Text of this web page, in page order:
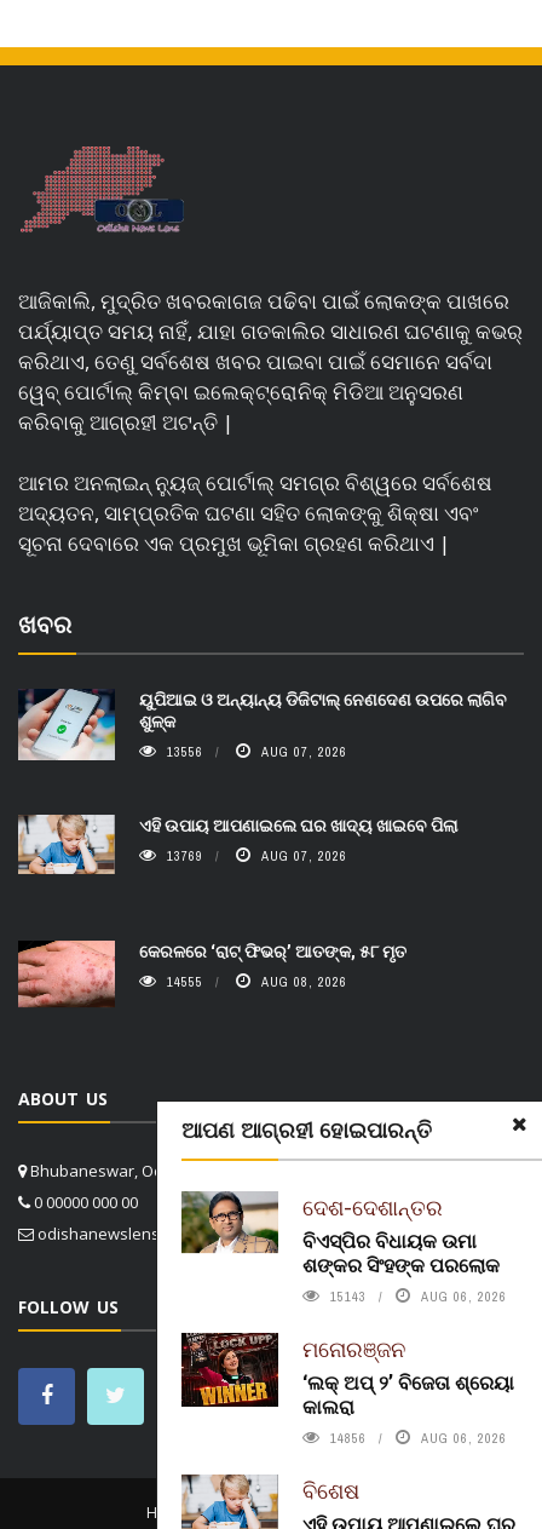
ଆପଣ ଆଗ୍ରହୀ ହୋଇପାରନ୍ତି
ଦେଶ-ଦେଶାନ୍ତର
ବିଏସ୍‌ପିର ବିଧାୟକ ଉମା
ଶଙ୍କର ସିଂହଙ୍କ ପରଲୋକ
15143 AUG 06, 2026
ମନୋରଞ୍ଜନ
‘ଲକ୍ ଅପ୍ ୨’ ବିଜେତା ଶ୍ରେୟା
କାଲରା
14856 AUG 06, 2026
ବିଶେଷ
ଏହି ଉପାୟ ଆପଣାଇଲେ ଘର
ଆଜିକାଲି, ମୁଦ୍ରିତ ଖବରକାଗଜ ପଢିବା ପାଇଁ ଲୋକଙ୍କ ପାଖରେ
ପର୍ଯ୍ୟାପ୍ତ ସମୟ ନାହିଁ, ଯାହା ଗତକାଲିର ସାଧାରଣ ଘଟଣାକୁ କଭର୍
କରିଥାଏ, ତେଣୁ ସର୍ବଶେଷ ଖବର ପାଇବା ପାଇଁ ସେମାନେ ସର୍ବଦା
ୱେବ୍ ପୋର୍ଟାଲ୍ କିମ୍ବା ଇଲେକ୍ଟ୍ରୋନିକ୍ ମିଡିଆ ଅନୁସରଣ
କରିବାକୁ ଆଗ୍ରହୀ ଅଟନ୍ତି |
ଆମର ଅନଲାଇନ୍ ନ୍ୟୁଜ୍ ପୋର୍ଟାଲ୍ ସମଗ୍ର ବିଶ୍ୱରେ ସର୍ବଶେଷ
ଅଦ୍ୟତନ, ସାମ୍ପ୍ରତିକ ଘଟଣା ସହିତ ଲୋକଙ୍କୁ ଶିକ୍ଷା ଏବଂ
ସୂଚନା ଦେବାରେ ଏକ ପ୍ରମୁଖ ଭୂମିକା ଗ୍ରହଣ କରିଥାଏ |
ଖବର
ୟୁପିଆଇ ଓ ଅନ୍ୟାନ୍ୟ ଡିଜିଟାଲ୍ ନେଣଦେଣ ଉପରେ ଲାଗିବ
ଶୁଳ୍କ
13556 AUG 07, 2026
ଏହି ଉପାୟ ଆପଣାଇଲେ ଘର ଖାଦ୍ୟ ଖାଇବେ ପିଲା
13769 AUG 07, 2026
କେରଳରେ ‘ରାଟ୍ ଫିଭର୍’ ଆତଙ୍କ, ୫୮ ମୃତ
14555 AUG 08, 2026
ABOUT US
Bhubaneswar, Odisha, India
0 00000 000 00
odishanewslens@gmail.com
FOLLOW US
HOME CONTACT US ABOUT US